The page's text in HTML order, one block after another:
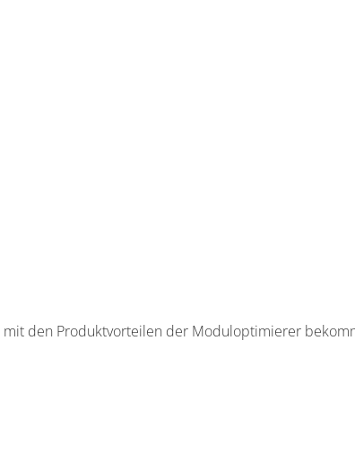
den Produktvorteilen der Moduloptimierer